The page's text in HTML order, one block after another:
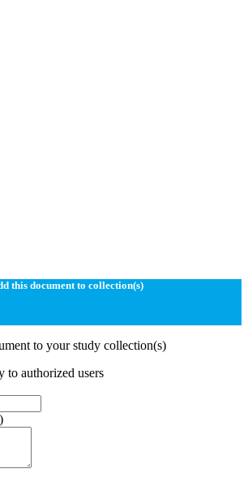
this document to collection(s)
to your study collection(s)
to authorized users